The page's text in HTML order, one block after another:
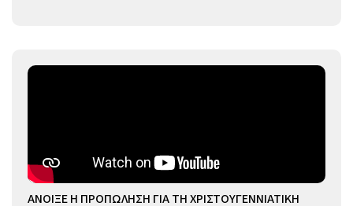
ΑΝΟΙΞΕ Η ΠΡΟΠΩΛΗΣΗ ΓΙΑ ΤΗ ΧΡΙΣΤΟΥΓΕΝΝΙΑΤΙΚΗ